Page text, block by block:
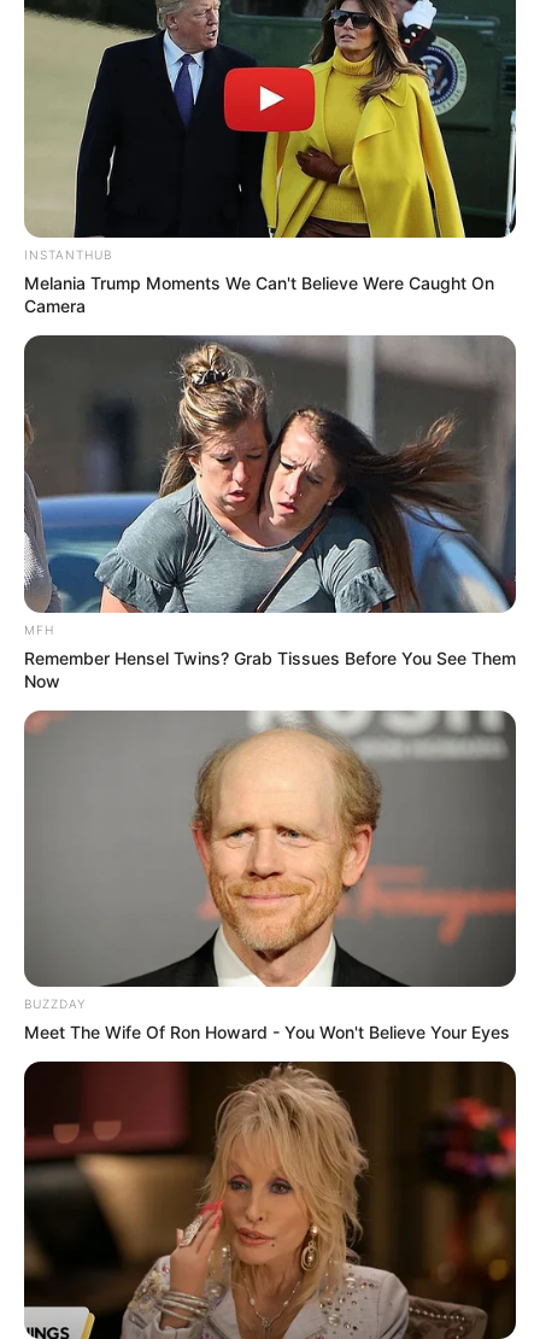
2. Facilidad para vestir
La ropa muchas veces se adapta mejor a
cuerpos con busto pequeño, especialmente en
prendas ajustadas, tops sin tirantes o camisas
de botones. Las mujeres con senos pequeños
menos riesgo de que una blusa se abra
entre botoneso que un vestido quede
desproporcionado en la parte superior. También
pueden usar sujetadores más ligeros o incluso
prescindir de ellos, sin preocuparse por el
3. Apariencia juvenil y
elegante
INSTANTHUB
Melania Trump Moments We Can't Believe Were Caught On
Camera
MFH
Remember Hensel Twins? Grab Tissues Before You See Them
Now
BUZZDAY
Meet The Wife Of Ron Howard - You Won't Believe Your Eyes